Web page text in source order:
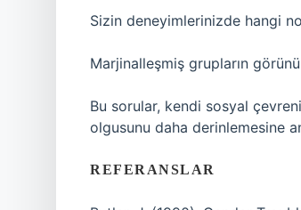
Sizin deneyimlerinizde hangi
Marjinalleşmiş grupların
Bu sorular, kendi sosyal
olgusunu daha derinlemesine
REFERANSLAR